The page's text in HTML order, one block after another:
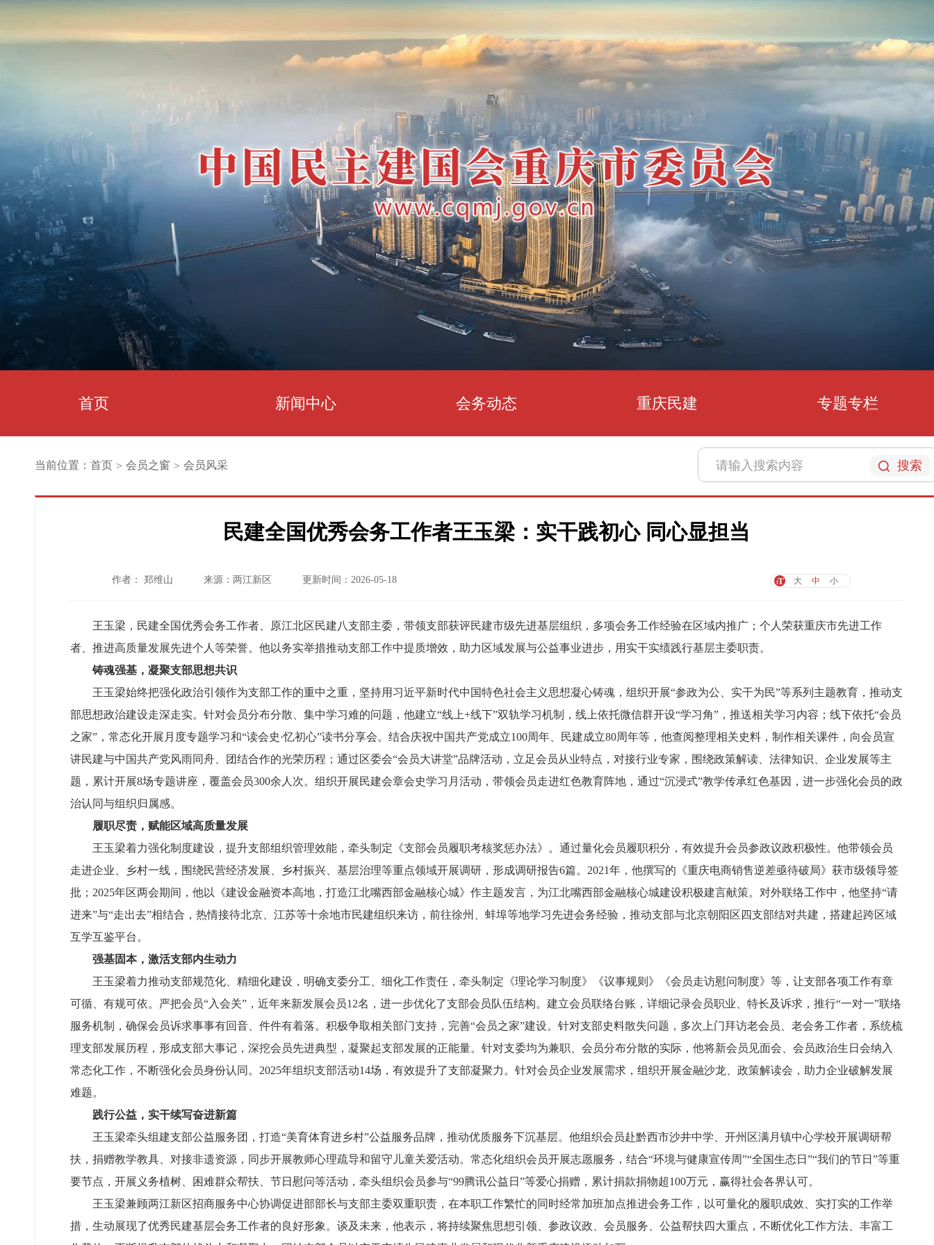
首页 新闻中心 会务动态 重庆民建 专题专栏
搜索
当前位置： 首页 > 会员之窗 > 会员风采
民建全国优秀会务工作者王玉梁：实干践初心 同心显担当
作者： 郑维山 来源：两江新区 更新时间：2026-05-18 大 中 小
王玉梁，民建全国优秀会务工作者、原江北区民建八支部主委，带领支部获评民建市级先进基层组织，多项会务工作经验在区域内推广；个人荣获重庆市先进工作
者、推进高质量发展先进个人等荣誉。他以务实举措推动支部工作中提质增效，助力区域发展与公益事业进步，用实干实绩践行基层主委职责。
铸魂强基，凝聚支部思想共识
王玉梁始终把强化政治引领作为支部工作的重中之重，坚持用习近平新时代中国特色社会主义思想凝心铸魂，组织开展“参政为公、实干为民”等系列主题教育，推动支
部思想政治建设走深走实。针对会员分布分散、集中学习难的问题，他建立“线上+线下”双轨学习机制，线上依托微信群开设“学习角”，推送相关学习内容；线下依托“会员
之家”，常态化开展月度专题学习和“读会史·忆初心”读书分享会。结合庆祝中国共产党成立100周年、民建成立80周年等，他查阅整理相关史料，制作相关课件，向会员宣
讲民建与中国共产党风雨同舟、团结合作的光荣历程；通过区委会“会员大讲堂”品牌活动，立足会员从业特点，对接行业专家，围绕政策解读、法律知识、企业发展等主
题，累计开展8场专题讲座，覆盖会员300余人次。组织开展民建会章会史学习月活动，带领会员走进红色教育阵地，通过“沉浸式”教学传承红色基因，进一步强化会员的政
治认同与组织归属感。
履职尽责，赋能区域高质量发展
王玉梁着力强化制度建设，提升支部组织管理效能，牵头制定《支部会员履职考核奖惩办法》。通过量化会员履职积分，有效提升会员参政议政积极性。他带领会员
走进企业、乡村一线，围绕民营经济发展、乡村振兴、基层治理等重点领域开展调研，形成调研报告6篇。2021年，他撰写的《重庆电商销售逆差亟待破局》获市级领导签
批；2025年区两会期间，他以《建设金融资本高地，打造江北嘴西部金融核心城》作主题发言，为江北嘴西部金融核心城建设积极建言献策。对外联络工作中，他坚持“请
进来”与“走出去”相结合，热情接待北京、江苏等十余地市民建组织来访，前往徐州、蚌埠等地学习先进会务经验，推动支部与北京朝阳区四支部结对共建，搭建起跨区域
互学互鉴平台。
强基固本，激活支部内生动力
王玉梁着力推动支部规范化、精细化建设，明确支委分工、细化工作责任，牵头制定《理论学习制度》《议事规则》《会员走访慰问制度》等，让支部各项工作有章
可循、有规可依。严把会员“入会关”，近年来新发展会员12名，进一步优化了支部会员队伍结构。建立会员联络台账，详细记录会员职业、特长及诉求，推行“一对一”联络
服务机制，确保会员诉求事事有回音、件件有着落。积极争取相关部门支持，完善“会员之家”建设。针对支部史料散失问题，多次上门拜访老会员、老会务工作者，系统梳
理支部发展历程，形成支部大事记，深挖会员先进典型，凝聚起支部发展的正能量。针对支委均为兼职、会员分布分散的实际，他将新会员见面会、会员政治生日会纳入
常态化工作，不断强化会员身份认同。2025年组织支部活动14场，有效提升了支部凝聚力。针对会员企业发展需求，组织开展金融沙龙、政策解读会，助力企业破解发展
难题。
践行公益，实干续写奋进新篇
王玉梁牵头组建支部公益服务团，打造“美育体育进乡村”公益服务品牌，推动优质服务下沉基层。他组织会员赴黔西市沙井中学、开州区满月镇中心学校开展调研帮
扶，捐赠教学教具、对接非遗资源，同步开展教师心理疏导和留守儿童关爱活动。常态化组织会员开展志愿服务，结合“环境与健康宣传周”“全国生态日”“我们的节日”等重
要节点，开展义务植树、困难群众帮扶、节日慰问等活动，牵头组织会员参与“99腾讯公益日”等爱心捐赠，累计捐款捐物超100万元，赢得社会各界认可。
王玉梁兼顾两江新区招商服务中心协调促进部部长与支部主委双重职责，在本职工作繁忙的同时经常加班加点推进会务工作，以可量化的履职成效、实打实的工作举
措，生动展现了优秀民建基层会务工作者的良好形象。谈及未来，他表示，将持续聚焦思想引领、参政议政、会员服务、公益帮扶四大重点，不断优化工作方法、丰富工